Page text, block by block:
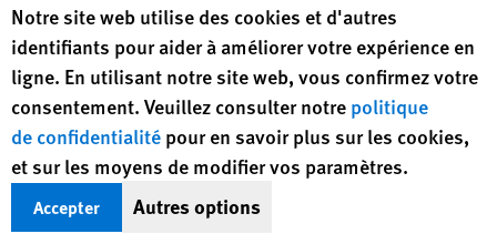
Au personnel judiciaire de Côte
d’Ivoire examinant les dossiers
des accusés en détention
préventive
Human Rights Watch cookie preferences
Notre site web utilise des cookies et d'autres
identifiants pour aider à améliorer votre expérience en
ligne. En utilisant notre site web, vous confirmez votre
consentement. Veuillez consulter notre politique
de confidentialité pour en savoir plus sur les cookies,
et sur les moyens de modifier vos paramètres.
Accepter Autres options